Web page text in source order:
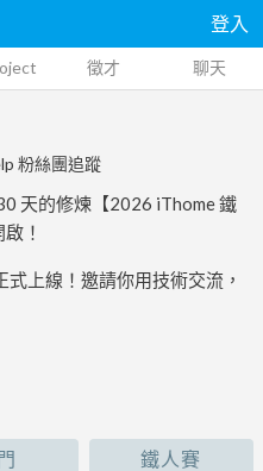
登入
徵才 聊天
粉絲團追蹤
天的修煉【2026 iThome 鐵
！
上線！邀請你用技術交流，
鐵人賽